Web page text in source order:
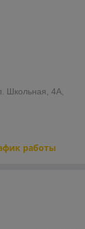
Школьная, 4А,
работы